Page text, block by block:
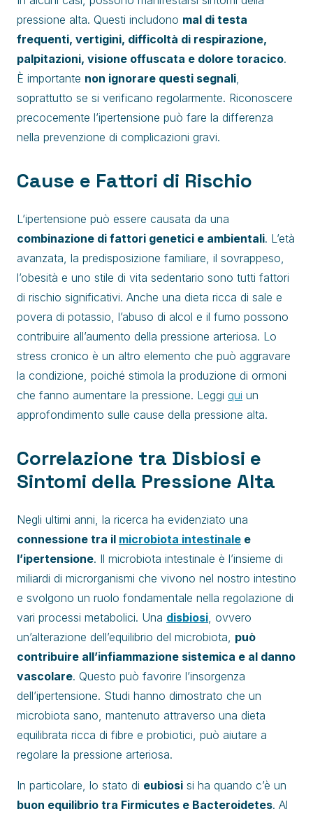
pressione alta. Questi includono mal di testa
frequenti, vertigini, difficoltà di respirazione,
palpitazioni, visione offuscata e dolore toracico.
È importante non ignorare questi segnali,
soprattutto se si verificano regolarmente. Riconoscere
precocemente l’ipertensione può fare la differenza
nella prevenzione di complicazioni gravi.
Cause e Fattori di Rischio
L’ipertensione può essere causata da una
combinazione di fattori genetici e ambientali. L’età
avanzata, la predisposizione familiare, il sovrappeso,
l’obesità e uno stile di vita sedentario sono tutti fattori
di rischio significativi. Anche una dieta ricca di sale e
povera di potassio, l’abuso di alcol e il fumo possono
contribuire all’aumento della pressione arteriosa. Lo
stress cronico è un altro elemento che può aggravare
la condizione, poiché stimola la produzione di ormoni
che fanno aumentare la pressione. Leggi qui un
approfondimento sulle cause della pressione alta.
Correlazione tra Disbiosi e
Sintomi della Pressione Alta
Negli ultimi anni, la ricerca ha evidenziato una
connessione tra il microbiota intestinale e
l’ipertensione. Il microbiota intestinale è l’insieme di
miliardi di microrganismi che vivono nel nostro intestino
e svolgono un ruolo fondamentale nella regolazione di
vari processi metabolici. Una disbiosi, ovvero
un’alterazione dell’equilibrio del microbiota, può
contribuire all’infiammazione sistemica e al danno
vascolare. Questo può favorire l’insorgenza
dell’ipertensione. Studi hanno dimostrato che un
microbiota sano, mantenuto attraverso una dieta
equilibrata ricca di fibre e probiotici, può aiutare a
regolare la pressione arteriosa.
In particolare, lo stato di eubiosi si ha quando c’è un
buon equilibrio tra Firmicutes e Bacteroidetes. Al